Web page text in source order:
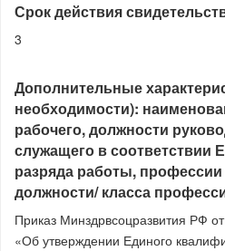
Срок действия
3
Дополнительные
необходимости):
рабочего, должности
служащего в соответствии
разряда работы, профессии
должности/ класса
Приказ Минздрвсоцразвития РФ
«Об утверждении Единого